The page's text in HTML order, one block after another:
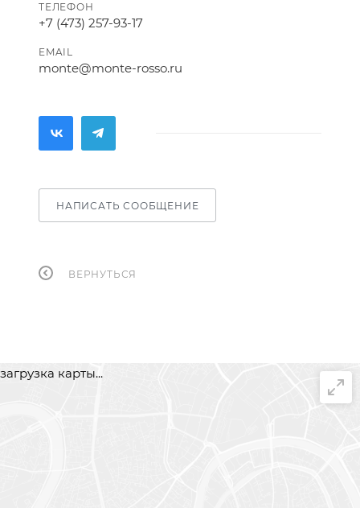
ТЕЛЕФОН
+7 (473) 257-93-17
EMAIL
monte@monte-rosso.ru
НАПИСАТЬ СООБЩЕНИЕ
ВЕРНУТЬСЯ
загрузка карты...